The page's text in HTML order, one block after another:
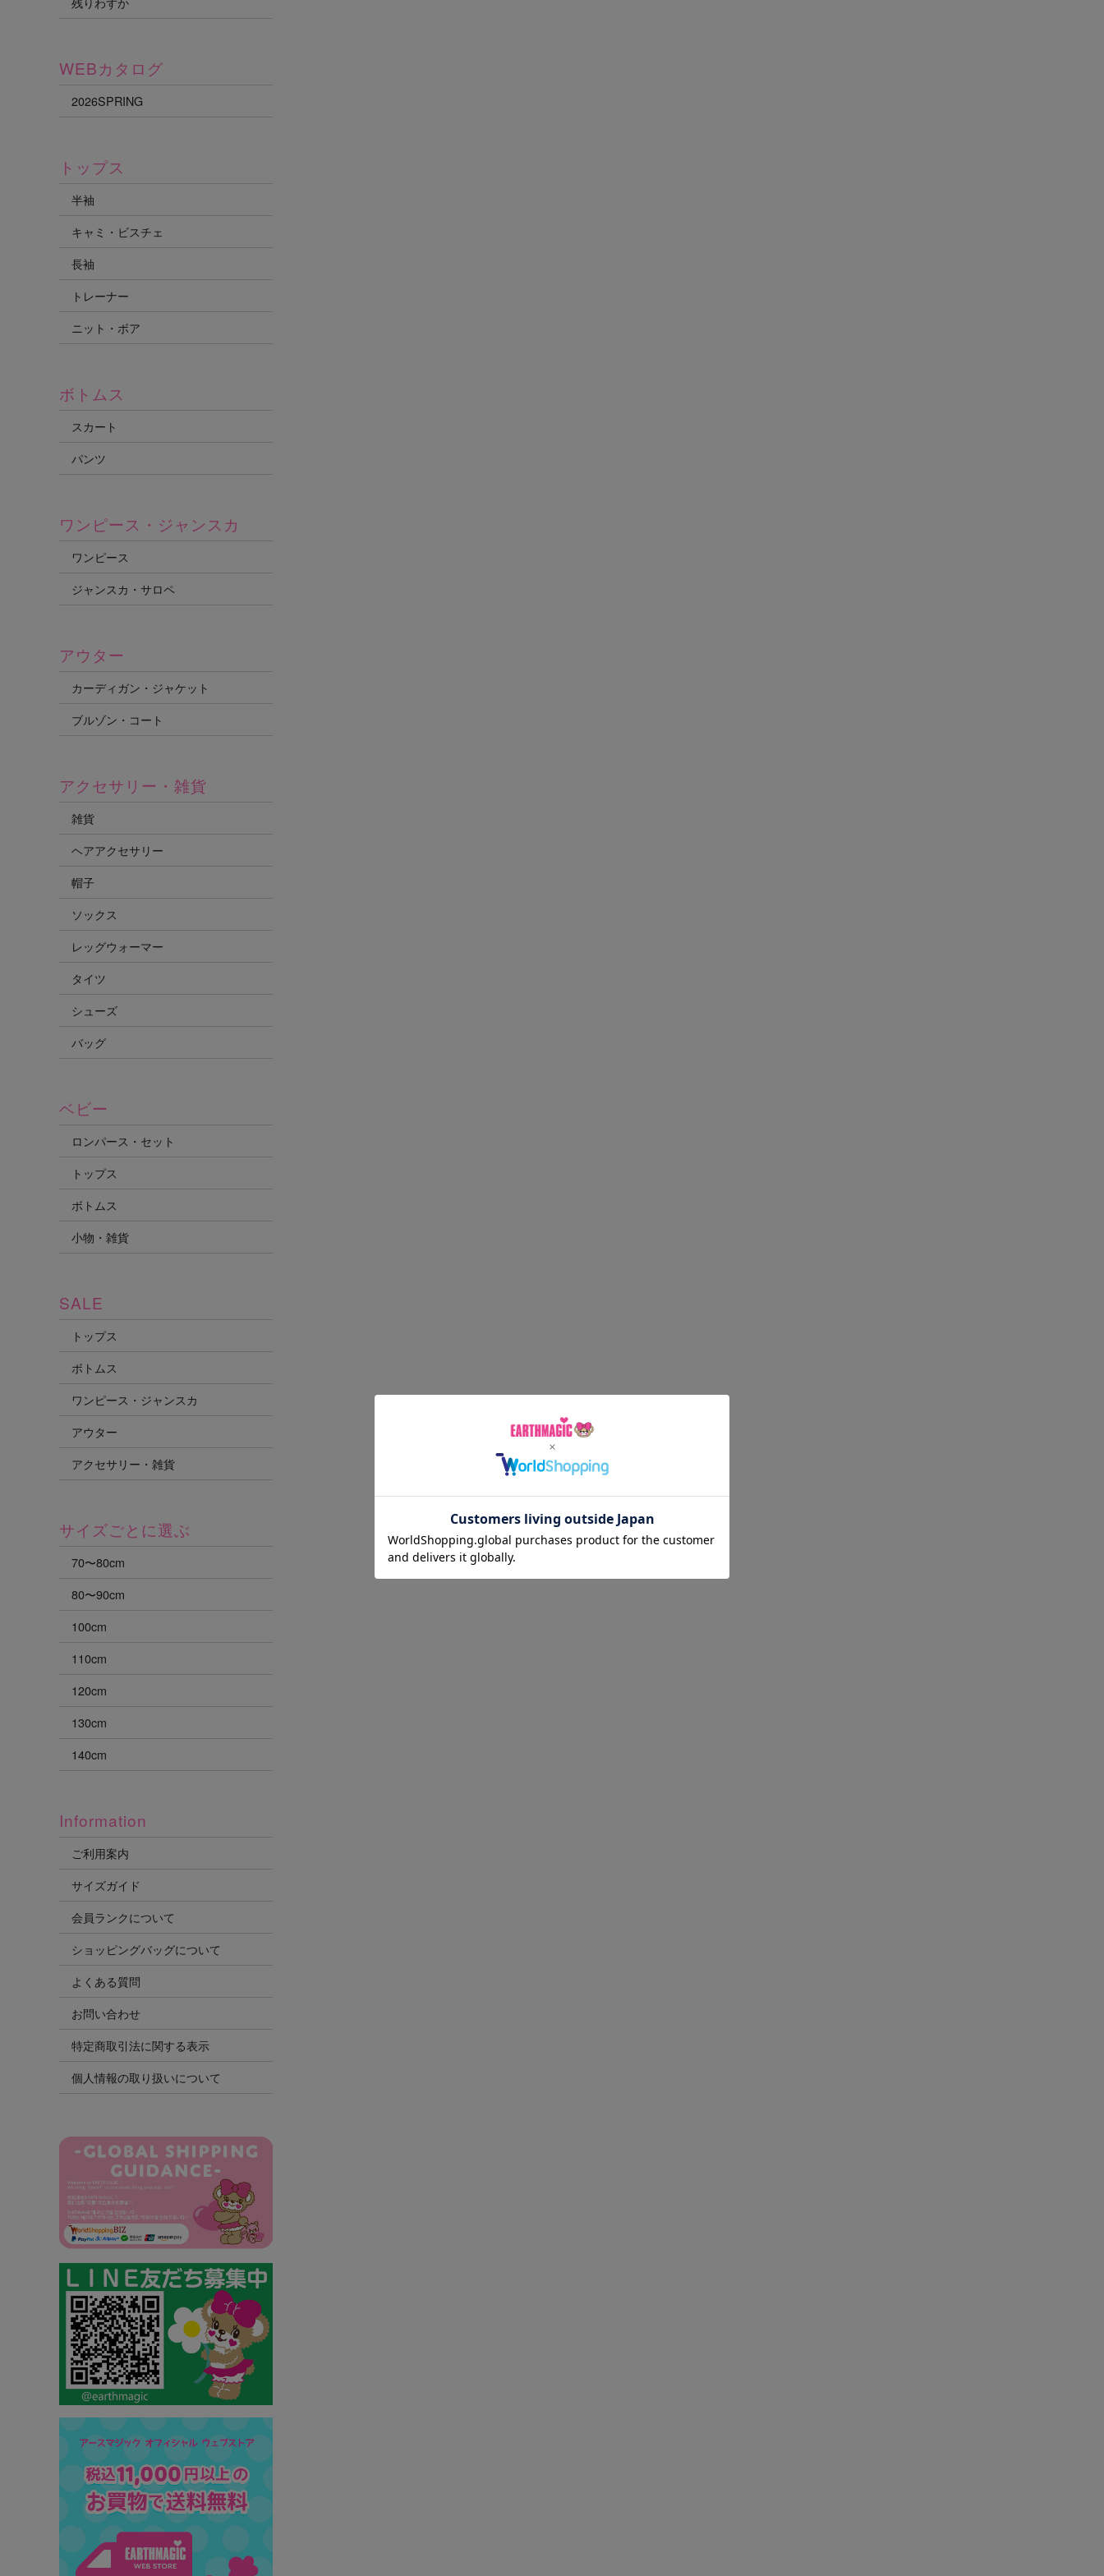
WEBカタログ
2026SPRING
トップス
半袖
キャミ・ビスチェ
長袖
トレーナー
ニット・ボア
ボトムス
スカート
パンツ
ワンピース・ジャンスカ
ワンピース
ジャンスカ・サロペ
アウター
カーディガン・ジャケット
ブルゾン・コート
アクセサリー・雑貨
雑貨
ヘアアクセサリー
帽子
ソックス
レッグウォーマー
タイツ
シューズ
バッグ
ベビー
ロンパース・セット
トップス
ボトムス
小物・雑貨
SALE
トップス
ボトムス
ワンピース・ジャンスカ
アウター
アクセサリー・雑貨
サイズごとに選ぶ
70〜80cm
80〜90cm
100cm
110cm
120cm
130cm
140cm
Information
ご利用案内
サイズガイド
会員ランクについて
ショッピングバッグについて
よくある質問
お問い合わせ
特定商取引法に関する表示
個人情報の取り扱いについて